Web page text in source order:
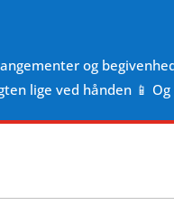
og
lige ved hånden 📱